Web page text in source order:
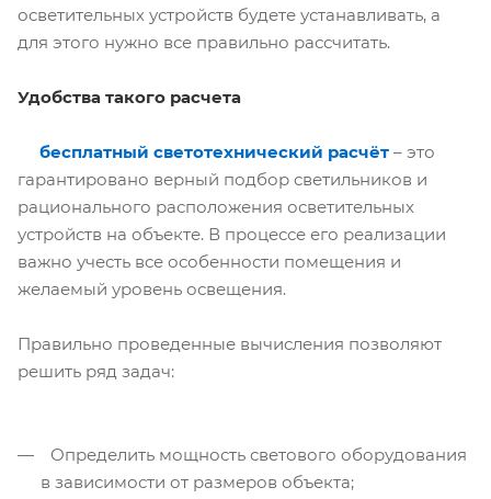
осветительных устройств будете устанавливать, а
для этого нужно все правильно рассчитать.
Удобства такого расчета
бесплатный светотехнический расчёт – это
гарантировано верный подбор светильников и
рационального расположения осветительных
устройств на объекте. В процессе его реализации
важно учесть все особенности помещения и
желаемый уровень освещения.
Правильно проведенные вычисления позволяют
решить ряд задач:
Определить мощность светового оборудования
в зависимости от размеров объекта;